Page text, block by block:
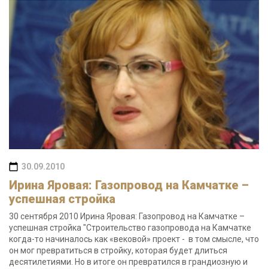
30.09.2010
Ирина Яровая: Газопровод на Камчатке –
успешная стройка
30 сентября 2010 Ирина Яровая: Газопровод на Камчатке –
успешная стройка "Строительство газопровода на Камчатке
когда-то начиналось как «вековой» проект - в том смысле, что
он мог превратиться в стройку, которая будет длиться
десятилетиями. Но в итоге он превратился в грандиозную и